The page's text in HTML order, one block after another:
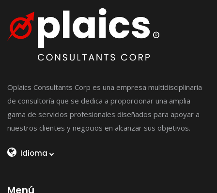
Oplaics Consultants Corp es una empresa multidisciplinaria
de consultoría que se dedica a proporcionar una amplia
gama de servicios profesionales diseñados para apoyar a
nuestros clientes y negocios en alcanzar sus objetivos.
Idioma
Menú